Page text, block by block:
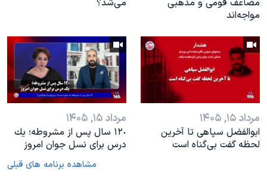
مضاعف قومی و مذهبی
مواجه‌اند
مى‌شد؟
مرداد ۱۵, ۱۴۰۵
ابوالفضل سپاهی تا آخرین
لحظه گفت بی‌گناه است
مرداد ۱۵, ۱۴۰۵
١٢٠ سال پس از مشروطه؛ یك
درس براى نسل جوان امروز
مشاهده برنامه های قبلی